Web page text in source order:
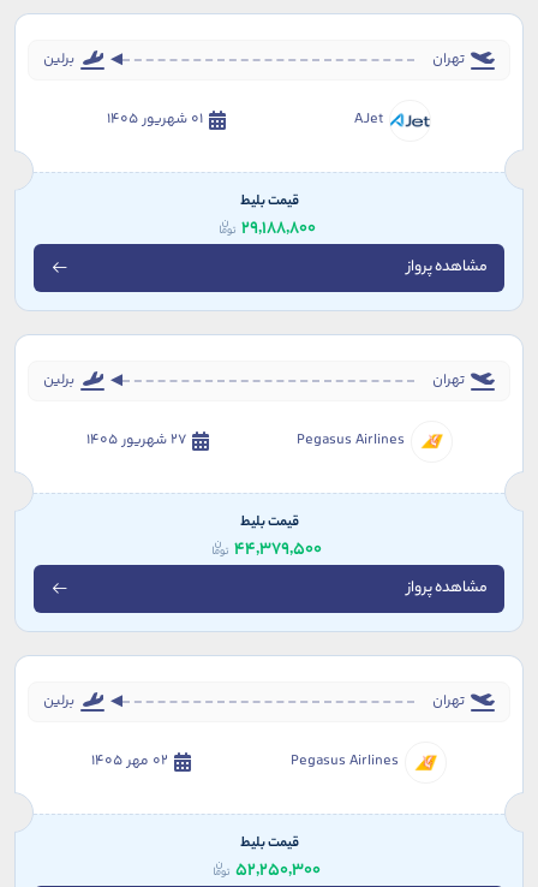
تهران برلین
AJet 01 شهریور 1405
قیمت بلیط
29,188,800
مشاهده پرواز
تهران برلین
Pegasus Airlines 27 شهریور 1405
قیمت بلیط
44,379,500
مشاهده پرواز
تهران برلین
Pegasus Airlines 02 مهر 1405
قیمت بلیط
52,250,300